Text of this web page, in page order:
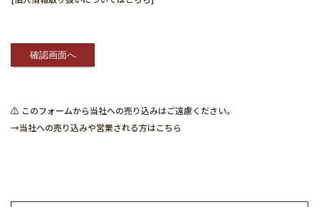
⚠ このフォームから当社への売り込みはご遠慮ください。
→当社への売り込みや営業される方はこちら